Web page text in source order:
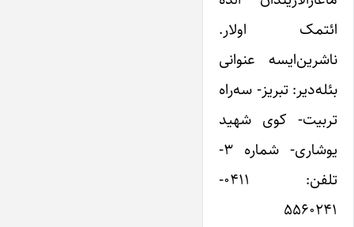
ائتمک اولار.
ناشرین‌ایسه عنوانی
بئله‌دیر: تبریز- سه‌راه
تربیت- کوی شهید
یوشاری- شماره ۳-
تلفن: ۰۴۱۱-
۵۵۶۰۲۴۱